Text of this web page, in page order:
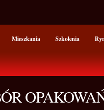
Mieszkania Szkolenia